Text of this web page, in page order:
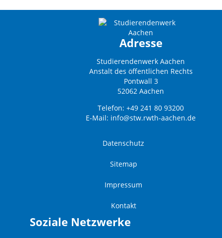
Adresse
Studierendenwerk Aachen
Anstalt des öffentlichen Rechts
Pontwall 3
52062 Aachen
Telefon: +49 241 80 93200
E-Mail: info@stw.rwth-aachen.de
Datenschutz
Sitemap
Impressum
Kontakt
Soziale Netzwerke